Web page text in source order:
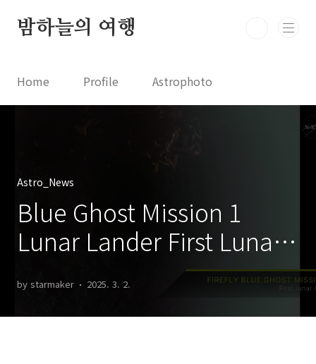
밤하늘의 여행
Home Profile Astrophoto
Comet News
Astrophotography
Astro_News
Blue Ghost Mission 1
Lunar Lander First Lunar
달 착륙선 첫 달표면 이미지
by starmaker 2025. 3. 2.